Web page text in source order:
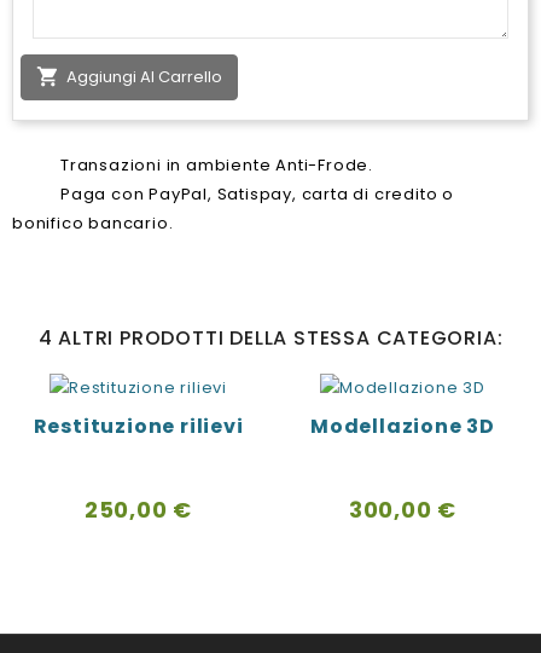
 Aggiungi Al Carrello
Transazioni in ambiente Anti-Frode.
Paga con PayPal, Satispay, carta di credito o
bonifico bancario.
4 ALTRI PRODOTTI DELLA STESSA CATEGORIA:
Restituzione rilievi
Prezzo
250,00 €
Modellazione 3D
Prezzo
300,00 €